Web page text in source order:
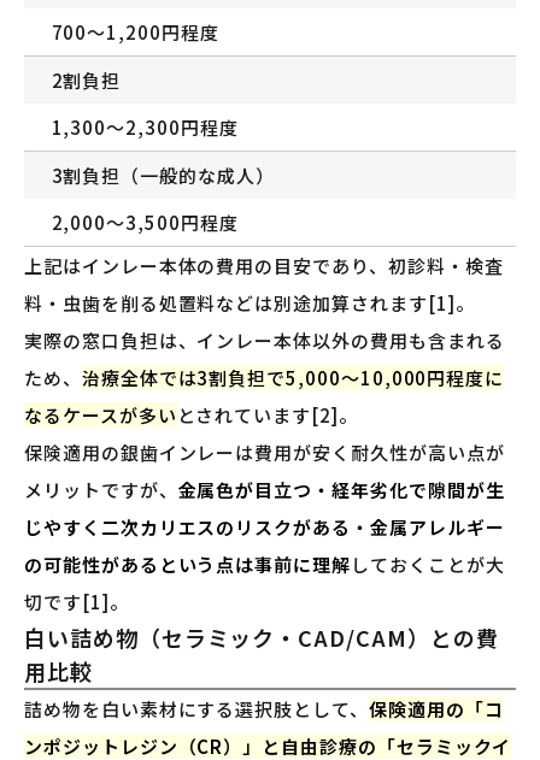
700〜1,200円程度
2割負担
1,300〜2,300円程度
3割負担（一般的な成人）
2,000〜3,500円程度
上記はインレー本体の費用の目安であり、初診料・検査
料・虫歯を削る処置料などは別途加算されます[1]。
実際の窓口負担は、インレー本体以外の費用も含まれる
ため、 治療全体では3割負担で5,000〜10,000円程度に
なるケースが多い とされています[2]。
保険適用の銀歯インレーは費用が安く耐久性が高い点が
メリットですが、 金属色が目立つ・経年劣化で隙間が生
じやすく二次カリエスのリスクがある・金属アレルギー
の可能性があるという点は事前に理解しておくことが大
切です[1]。
白い詰め物（セラミック・CAD/CAM）との費
用比較
詰め物を白い素材にする選択肢として、 保険適用の「コ
ンポジットレジン（CR）」と自由診療の「セラミックイ